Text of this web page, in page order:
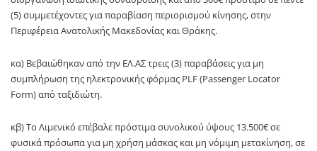
(5) συμμετέχοντες για παραβίαση περιορισμού κίνησης, στην
Περιφέρεια Ανατολικής Μακεδονίας και Θράκης.
κα) Βεβαιώθηκαν από την ΕΛ.ΑΣ τρεις (3) παραβάσεις για μη
συμπλήρωση της ηλεκτρονικής φόρμας PLF (Passenger Locator
Form) από ταξιδιώτη.
κβ) Το Λιμενικό επέβαλε πρόστιμα συνολικού ύψους 13.500€ σε
φυσικά πρόσωπα για μη χρήση μάσκας και μη νόμιμη μετακίνηση, σε